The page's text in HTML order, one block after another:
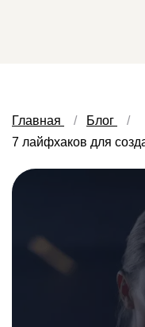
Главная
Блог
7 лайфхаков для